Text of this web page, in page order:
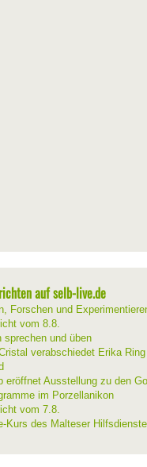
auf selb-live.de
Forschen und
vom 8.8.
sprechen und üben
verabschiedet Erika
eröffnet Ausstellung zu den
im Porzellanikon
vom 7.8.
Kurs des Malteser